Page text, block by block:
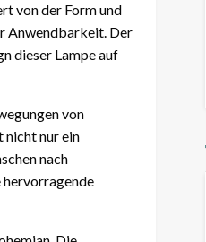
von der Form und
Anwendbarkeit. Der
dieser Lampe auf
von
nicht nur ein
nach
hervorragende